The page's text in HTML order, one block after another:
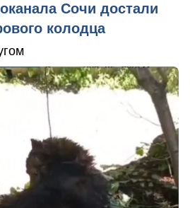
Сочи достали
колодца